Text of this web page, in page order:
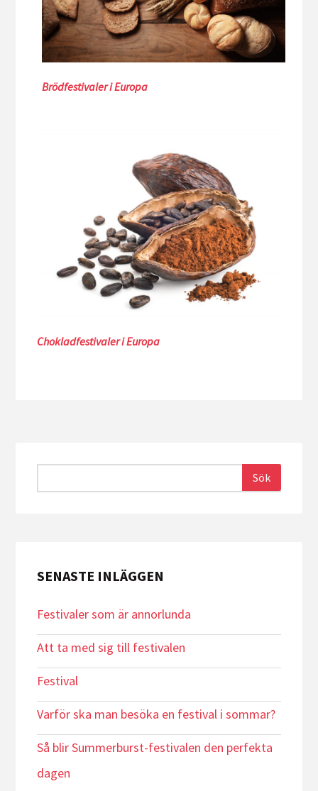
Brödfestivaler i Europa
Chokladfestivaler i Europa
SENASTE INLÄGGEN
Festivaler som är annorlunda
Att ta med sig till festivalen
Festival
Varför ska man besöka en festival i sommar?
Så blir Summerburst-festivalen den perfekta
dagen